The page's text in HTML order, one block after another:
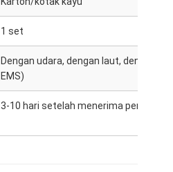
1 set
Dengan udara, dengan laut, dengan
EMS)
3-10 hari setelah menerima